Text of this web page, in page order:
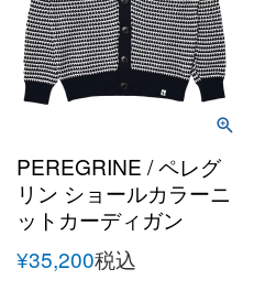
PEREGRINE / ペレグ
リン ショールカラーニ
ットカーディガン
¥35,200税込